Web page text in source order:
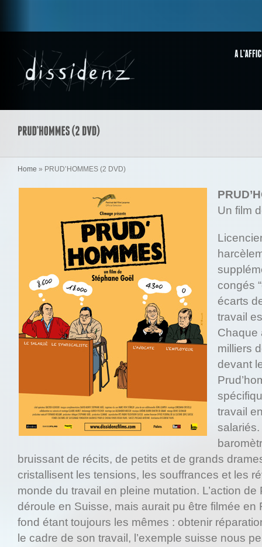
Home » PRUD’HOMMES (2 DVD)
Un film
congés
écarts
travail
Chaque
milliers
devant
travail
bruissant de récits, de petits et de grands
cristallisent les tensions, les souffrances et les
monde du travail en pleine mutation. L’action de
déroule en Suisse, mais aurait pu être filmée en
fond étant toujours les mêmes : obtenir
le cadre de son travail, l’exemple suisse nous